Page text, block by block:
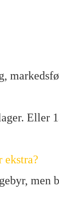
ekstra?
men